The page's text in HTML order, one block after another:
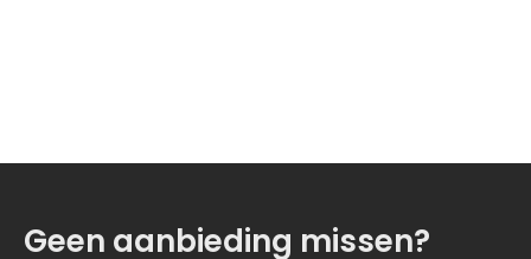
Geen aanbieding missen?